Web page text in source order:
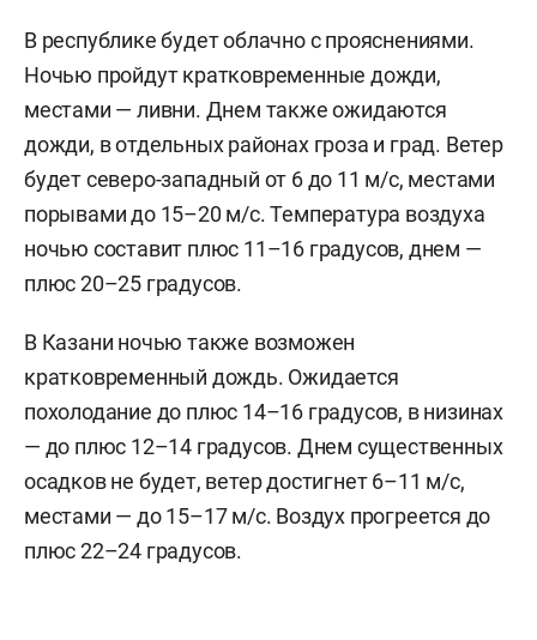
В республике будет облачно с прояснениями.
Ночью пройдут кратковременные дожди,
местами — ливни. Днем также ожидаются
дожди, в отдельных районах гроза и град. Ветер
будет северо-западный от 6 до 11 м/с, местами
порывами до 15–20 м/с. Температура воздуха
ночью составит плюс 11–16 градусов, днем —
плюс 20–25 градусов.
В Казани ночью также возможен
кратковременный дождь. Ожидается
похолодание до плюс 14–16 градусов, в низинах
— до плюс 12–14 градусов. Днем существенных
осадков не будет, ветер достигнет 6–11 м/c,
местами — до 15–17 м/с. Воздух прогреется до
плюс 22–24 градусов.